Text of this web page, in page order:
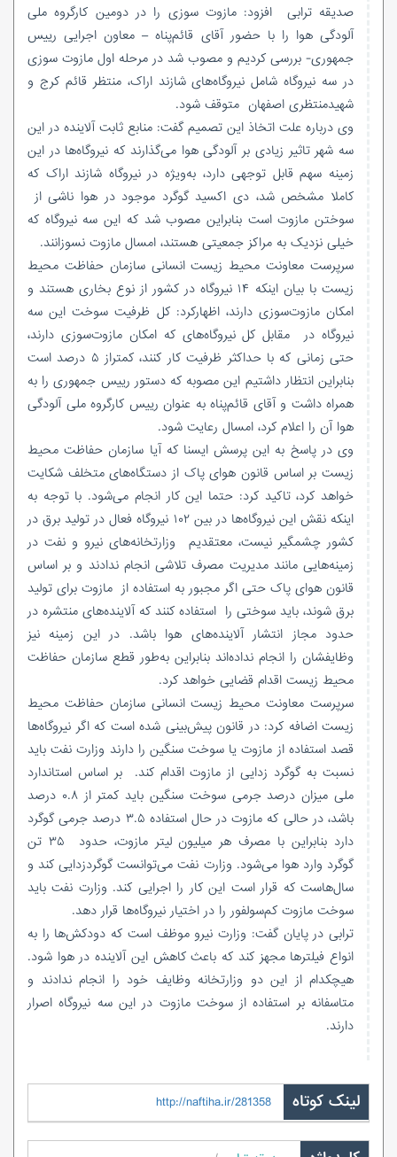
صدیقه ترابی افزود: مازوت سوزی را در دومین کارگروه ملی
آلودگی هوا را با حضور آقای قائم‌پناه – معاون اجرایی رییس
جمهوری- بررسی کردیم و مصوب شد در مرحله اول مازوت سوزی
در سه نیروگاه شامل نیروگاه‌های شازند اراک، منتظر قائم کرج و
شهیدمنتظری اصفهان متوقف شود.
وی درباره علت اتخاذ این تصمیم گفت: منابع ثابت آلاینده در این
سه شهر تاثیر زیادی بر آلودگی هوا می‌گذارند که نیروگاه‌ها در این
زمینه سهم قابل توجهی دارد، به‌ویژه در نیروگاه شازند اراک که
کاملا مشخص شد، دی اکسید گوگرد موجود در هوا ناشی از
سوختن مازوت است بنابراین مصوب شد که این سه نیروگاه که
خیلی نزدیک به مراکز جمعیتی هستند، امسال مازوت نسوزانند.
سرپرست معاونت محیط زیست انسانی سازمان حفاظت محیط
زیست با بیان اینکه ۱۴ نیروگاه در کشور از نوع بخاری هستند و
امکان مازوت‌سوزی دارند، اظهارکرد: کل ظرفیت سوخت این سه
نیروگاه در مقابل کل نیروگاه‌های که امکان مازوت‌سوزی دارند،
حتی زمانی که با حداکثر ظرفیت کار کنند، کمتراز ۵ درصد است
بنابراین انتظار داشتیم این مصوبه که دستور رییس جمهوری را به
همراه داشت و آقای قائم‌پناه به عنوان رییس کارگروه ملی آلودگی
هوا آن را اعلام کرد، امسال رعایت شود.
وی در پاسخ به این پرسش ایسنا که آیا سازمان حفاظت محیط
زیست بر اساس قانون هوای پاک از دستگاه‌های متخلف شکایت
خواهد کرد، تاکید کرد: حتما این کار انجام می‌شود. با توجه به
اینکه نقش این نیروگاه‌ها در بین ۱۰۲ نیروگاه فعال در تولید برق در
کشور چشمگیر نیست، معتقدیم وزارتخانه‌های نیرو و نفت در
زمینه‌هایی مانند مدیریت مصرف تلاشی انجام ندادند و بر اساس
قانون هوای پاک حتی اگر مجبور به استفاده از مازوت برای تولید
برق شوند، باید سوختی را استفاده کنند که آلاینده‌های منتشره در
حدود مجاز انتشار آلاینده‌های هوا باشد. در این زمینه نیز
وظایفشان را انجام نداده‌اند بنابراین به‌طور قطع سازمان حفاظت
محیط زیست اقدام قضایی خواهد کرد.
سرپرست معاونت محیط زیست انسانی سازمان حفاظت محیط
زیست اضافه کرد: در قانون پیش‌بینی شده است که اگر نیروگاه‌ها
قصد استفاده از مازوت یا سوخت سنگین را دارند وزارت نفت باید
نسبت به گوگرد زدایی از مازوت اقدام کند. بر اساس استاندارد
ملی میزان درصد جرمی سوخت سنگین باید کمتر از ۰.۸ درصد
باشد، در حالی که مازوت در حال استفاده ۳.۵ درصد جرمی گوگرد
دارد بنابراین با مصرف هر میلیون لیتر مازوت، حدود ۳۵ تن
گوگرد وارد هوا می‌شود. وزارت نفت می‌توانست گوگردزدایی کند و
سال‌هاست که قرار است این کار را اجرایی کند. وزارت نفت باید
سوخت مازوت کم‌سولفور را در اختیار نیروگاه‌ها قرار دهد.
ترابی در پایان گفت: وزارت نیرو موظف است که دودکش‌ها را به
انواع فیلترها مجهز کند که باعث کاهش این آلاینده در هوا شود.
هیچکدام از این دو وزارتخانه وظایف خود را انجام ندادند و
متاسفانه بر استفاده از سوخت مازوت در این سه نیروگاه اصرار
دارند.
لینک کوتاه http://naftiha.ir/281358